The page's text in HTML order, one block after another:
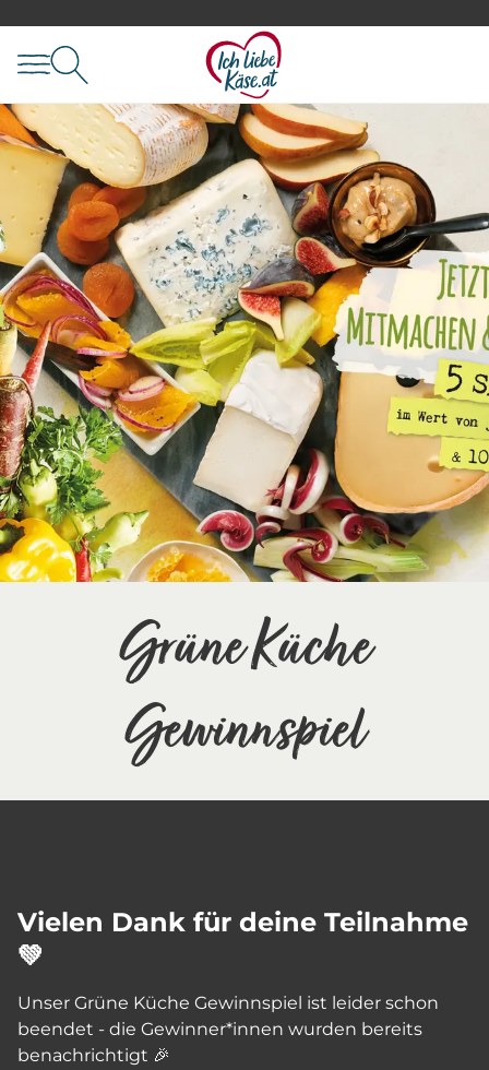
Grüne Küche
Gewinnspiel
Vielen Dank für deine Teilnahme
💚
Unser Grüne Küche Gewinnspiel ist leider schon
beendet - die Gewinner*innen wurden bereits
benachrichtigt 🎉